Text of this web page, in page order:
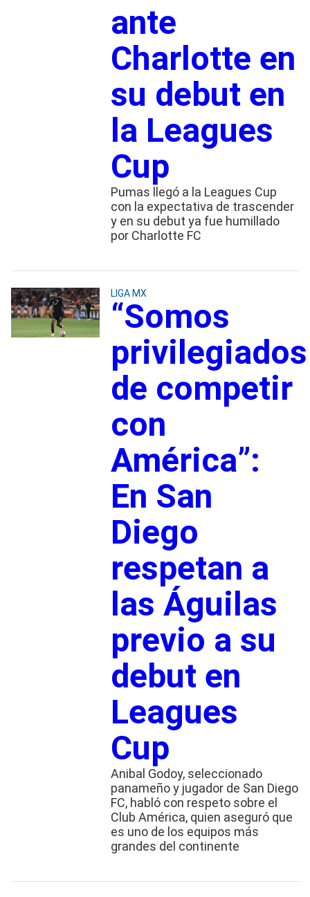
ante
Charlotte en
su debut en
la Leagues
Cup
Pumas llegó a la Leagues Cup
con la expectativa de trascender
y en su debut ya fue humillado
por Charlotte FC
LIGA MX
“Somos
privilegiados
de competir
con
América”:
En San
Diego
respetan a
las Águilas
previo a su
debut en
Leagues
Cup
Anibal Godoy, seleccionado
panameño y jugador de San Diego
FC, habló con respeto sobre el
Club América, quien aseguró que
es uno de los equipos más
grandes del continente